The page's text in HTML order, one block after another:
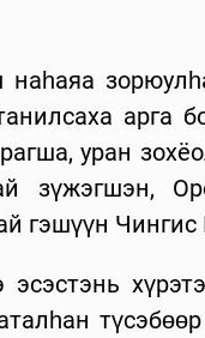
уран
зүжэгшэн,
гэшүүн Чингис